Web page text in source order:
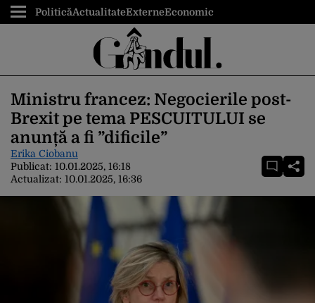
PoliticăActualitateExterneEconomic
Ministru francez: Negocierile post-
Brexit pe tema PESCUITULUI se
anunță a fi ”dificile”
Erika Ciobanu
Publicat: 10.01.2025, 16:18
Actualizat: 10.01.2025, 16:36